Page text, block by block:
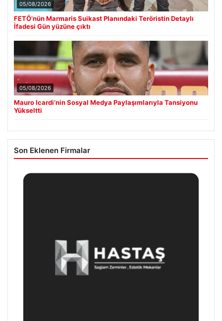
05/08/2026
FETÖ’nün Marmaris Suikast Planındaki Teröristin Detaylı
İfadesi Gün yüzüne çıktı
05/08/2026
Mauro Icardi’nin Sosyal Medya Paylaşımlarıyla Tansiyonu
Yükseltti
Son Eklenen Firmalar